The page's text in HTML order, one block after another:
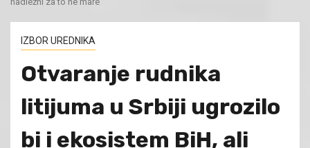
IZBOR UREDNIKA
Otvaranje rudnika
litijuma u Srbiji ugrozilo
bi i ekosistem BiH, ali